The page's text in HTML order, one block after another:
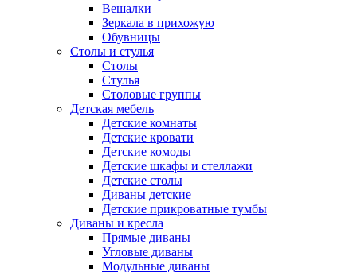
Вешалки
Зеркала в прихожую
Обувницы
Столы и стулья
Столы
Стулья
Столовые группы
Детская мебель
Детские комнаты
Детские кровати
Детские комоды
Детские шкафы и стеллажи
Детские столы
Диваны детские
Детские прикроватные тумбы
Диваны и кресла
Прямые диваны
Угловые диваны
Модульные диваны